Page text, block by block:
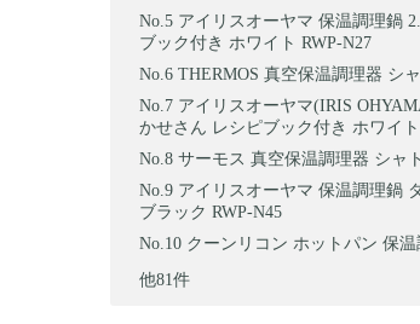
アイリスオーヤマ 保温調理鍋
ブック付き ホワイト RWP-N27
THERMOS 真空保温調理器 シ
アイリスオーヤマ(IRIS
かせさん レシピブック付き ホワイト
サーモス 真空保温調理器 シャ
アイリスオーヤマ 保温調理鍋
ブラック RWP-N45
クーンリコン ホットパン 保温
他81件